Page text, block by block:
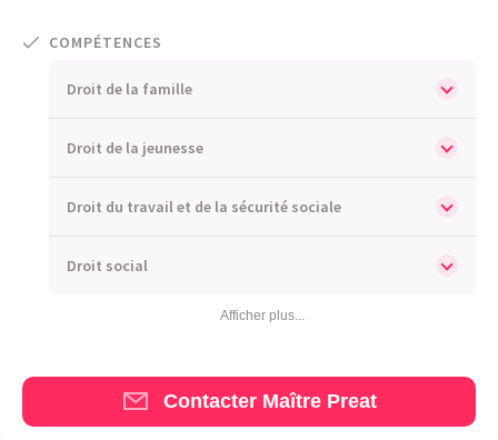
COMPÉTENCES
Droit de la famille
Droit de la jeunesse
Droit du travail et de la sécurité sociale
Droit social
Afficher plus...
Contacter Maître Preat